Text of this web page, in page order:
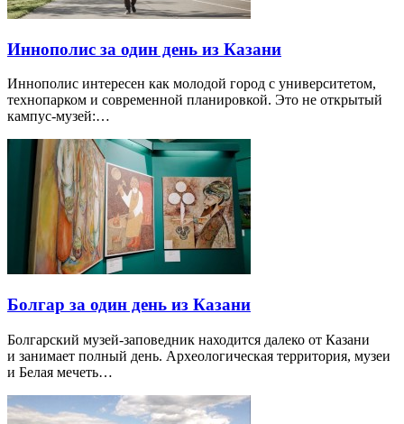
Иннополис за один день из Казани
Иннополис интересен как молодой город с университетом,
технопарком и современной планировкой. Это не открытый
кампус-музей:…
Болгар за один день из Казани
Болгарский музей-заповедник находится далеко от Казани
и занимает полный день. Археологическая территория, музеи
и Белая мечеть…